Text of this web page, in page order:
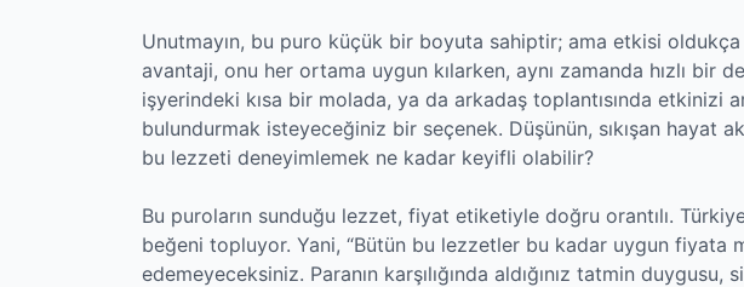
Unutmayın, bu puro küçük bir boyuta sahiptir; ama etkisi
avantaji, onu her ortama uygun kılarken, aynı zamanda hızlı bir
işyerindeki kısa bir molada, ya da arkadaş toplantısında etkinizi
bulundurmak isteyeceğiniz bir seçenek. Düşünün, sıkışan hayat
bu lezzeti deneyimlemek ne kadar keyifli olabilir?
Bu puroların sunduğu lezzet, fiyat etiketiyle doğru orantılı.
beğeni topluyor. Yani, “Bütün bu lezzetler bu kadar uygun fiyata
edemeyeceksiniz. Paranın karşılığında aldığınız tatmin